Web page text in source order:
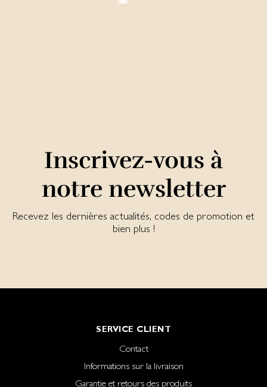
Inscrivez-vous à
notre newsletter
Recevez les dernières actualités, codes de promotion et
bien plus !
SERVICE CLIENT
Contact
Informations sur la livraison
Garantie et retours des produits